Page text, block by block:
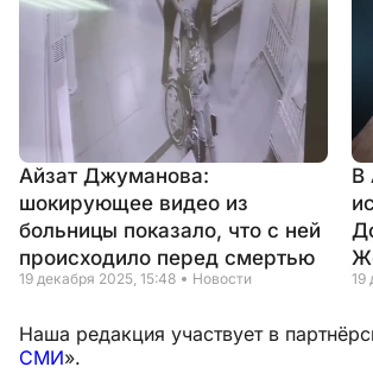
Айзат Джуманова:
шокирующее видео из
больницы показало, что с ней
происходило перед смертью
19 декабря 2025, 15:48 Новости
В
19
Наша редакция участвует в
СМИ».